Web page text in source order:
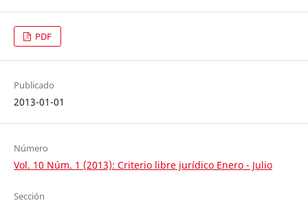
PDF
Publicado
2013-01-01
Número
Vol. 10 Núm. 1 (2013): Criterio libre jurídico Enero - Julio
Sección